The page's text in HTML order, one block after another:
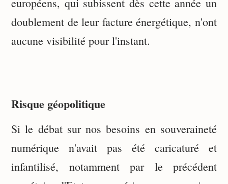
doublement de leur facture énergétique, n'ont
aucune visibilité pour l'instant.
Risque géopolitique
Si le débat sur nos besoins en souveraineté
numérique n'avait pas été caricaturé et
infantilisé, notamment par le précédent